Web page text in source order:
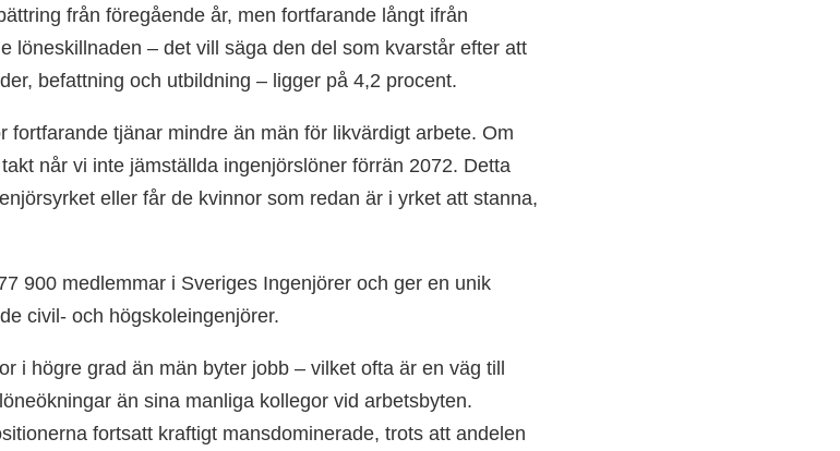
från föregående år, men fortfarande långt ifrån
löneskillnaden – det vill säga den del som kvarstår efter att
befattning och utbildning – ligger på 4,2 procent.
fortfarande tjänar mindre än män för likvärdigt arbete. Om
når vi inte jämställda ingenjörslöner förrän 2072. Detta
eller får de kvinnor som redan är i yrket att stanna,
900 medlemmar i Sveriges Ingenjörer och ger en unik
civil- och högskoleingenjörer.
i högre grad än män byter jobb – vilket ofta är en väg till
än sina manliga kollegor vid arbetsbyten.
fortsatt kraftigt mansdominerade, trots att andelen